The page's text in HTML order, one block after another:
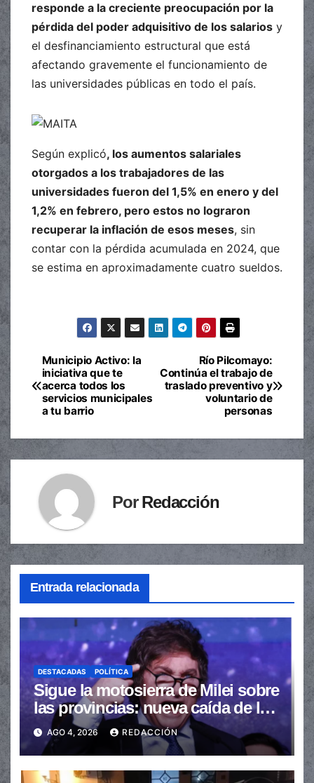
responde a la creciente preocupación por la
pérdida del poder adquisitivo de los salarios y
el desfinanciamiento estructural que está
afectando gravemente el funcionamiento de
las universidades públicas en todo el país.
Según explicó, los aumentos salariales
otorgados a los trabajadores de las
universidades fueron del 1,5% en enero y del
1,2% en febrero, pero estos no lograron
recuperar la inflación de esos meses, sin
contar con la pérdida acumulada en 2024, que
se estima en aproximadamente cuatro sueldos.
Navegación
de
Río Pilcomayo:
Continúa el trabajo de
traslado preventivo y
voluntario de
personas
Municipio Activo: la
iniciativa que te
acerca todos los
servicios municipales
a tu barrio
PorRedacción
Entrada relacionada
DESTACADAS POLÍTICA
Sigue la motosierra de Milei sobre
las provincias: nueva caída de las
transferencias no automáticas
AGO 4, 2026 REDACCIÓN